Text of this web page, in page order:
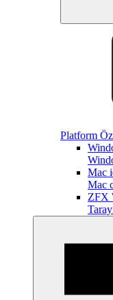
Platform
Mac
Mac
ZFX